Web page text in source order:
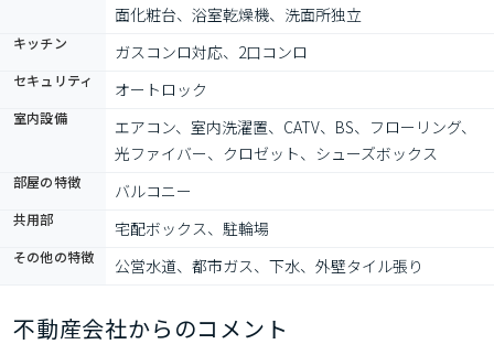
面化粧台、浴室乾燥機、洗面所独立
キッチン ガスコンロ対応、2口コンロ
セキュリティ オートロック
室内設備
エアコン、室内洗濯置、CATV、BS、フローリング、
光ファイバー、クロゼット、シューズボックス
部屋の特徴 バルコニー
共用部 宅配ボックス、駐輪場
その他の特徴 公営水道、都市ガス、下水、外壁タイル張り
不動産会社からのコメント